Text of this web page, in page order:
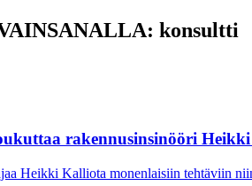
konsultti
rakennusinsinööri
Heikki Kalliota monenlaisiin tehtäviin